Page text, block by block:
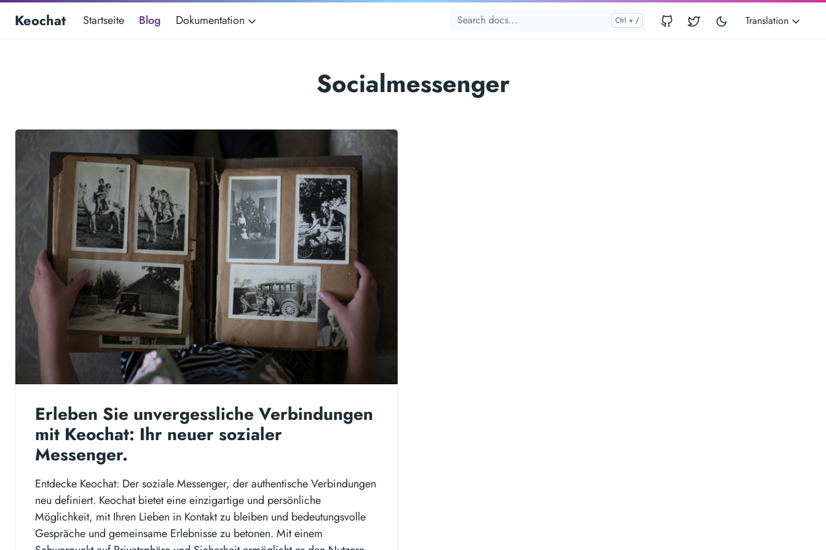
Keochat Startseite Blog Dokumentation Translation
Socialmessenger
Erleben Sie unvergessliche Verbindungen
mit Keochat: Ihr neuer sozialer
Messenger.
Entdecke Keochat: Der soziale Messenger, der authentische Verbindungen
neu definiert. Keochat bietet eine einzigartige und persönliche
Möglichkeit, mit Ihren Lieben in Kontakt zu bleiben und bedeutungsvolle
Gespräche und gemeinsame Erlebnisse zu betonen. Mit einem